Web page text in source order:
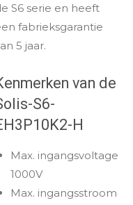
S6 serie en heeft
fabrieksgarantie
5 jaar.
van de
S6-
H
Max. ingangsvoltage
1000V
Max. ingangsstroom